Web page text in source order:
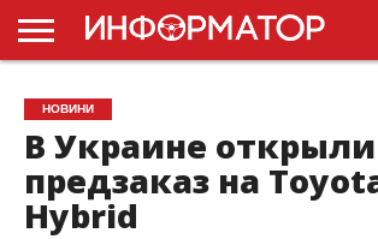
ГОЛОВНА
НОВИНИ
ПДР
УКРАЇНИ
РЕКЛАМА
ПРОЕКТЫ
НОВИНИ
В Украине открыли
предзаказ на
Hybrid